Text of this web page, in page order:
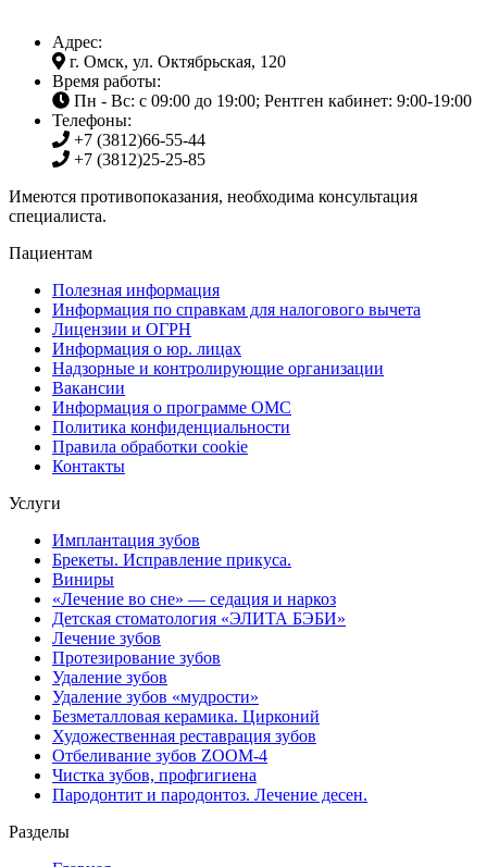
Адрес:
г. Омск, ул. Октябрьская, 120
Время работы:
Пн - Вс: с 09:00 до 19:00; Рентген кабинет: 9:00-19:00
Телефоны:
+7 (3812)66-55-44
+7 (3812)25-25-85
Имеются противопоказания, необходима консультация
специалиста.
Пациентам
Полезная информация
Информация по справкам для налогового вычета
Лицензии и ОГРН
Информация о юр. лицах
Надзорные и контролирующие организации
Вакансии
Информация о программе ОМС
Политика конфиденциальности
Правила обработки cookie
Контакты
Услуги
Имплантация зубов
Брекеты. Исправление прикуса.
Виниры
«Лечение во сне» — седация и наркоз
Детская стоматология «ЭЛИТА БЭБИ»
Лечение зубов
Протезирование зубов
Удаление зубов
Удаление зубов «мудрости»
Безметалловая керамика. Цирконий
Художественная реставрация зубов
Отбеливание зубов ZOOM-4
Чистка зубов, профгигиена
Пародонтит и пародонтоз. Лечение десен.
Разделы